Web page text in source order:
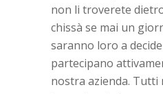
non li troverete
chissà se mai un
saranno loro a
partecipano
nostra azienda. Tutti